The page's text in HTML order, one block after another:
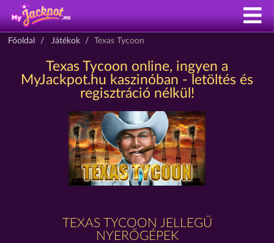
Főoldal Játékok Texas Tycoon
Texas Tycoon online, ingyen a
MyJackpot.hu kaszinóban - letöltés és
regisztráció nélkül!
TEXAS TYCOON JELLEGŰ
NYERŐGÉPEK